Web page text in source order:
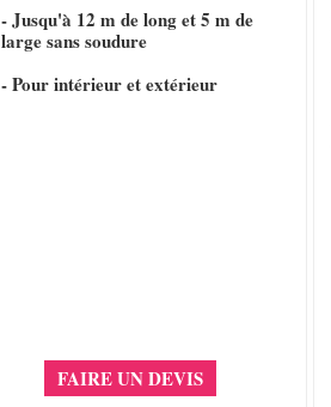
- Jusqu'à 12 m de long et 5 m de
large sans soudure
- Pour intérieur et extérieur
FAIRE UN DEVIS